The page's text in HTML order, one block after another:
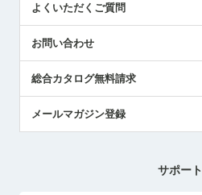
社長ブログ
よくいただくご質問
お問い合わせ
総合カタログ無料請求
メールマガジン登録
サポート